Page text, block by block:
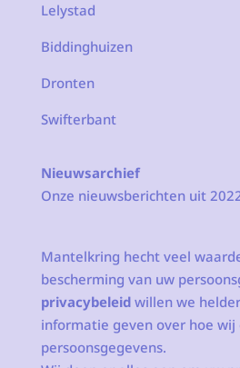
Lelystad
Biddinghuizen
Dronten
Swifterbant
Nieuwsarchief
Onze nieuwsberichten uit
Mantelkring hecht veel
bescherming van uw
privacybeleidwillen we
informatie geven over hoe
persoonsgegevens.